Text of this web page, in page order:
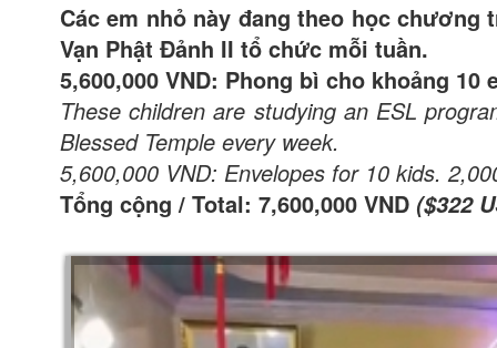
Các em nhỏ này đang theo học chương
Vạn Phật Đảnh II tổ chức mỗi tuần.
5,600,000 VND: Phong bì cho khoảng 10
These children are studying an ESL
Blessed Temple every week.
5,600,000 VND: Envelopes for 10 kids.
Tổng cộng / Total: 7,600,000 VND ($322